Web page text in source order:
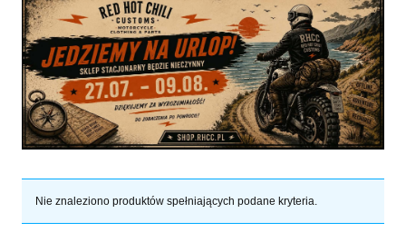
Nie znaleziono produktów spełniających podane kryteria.